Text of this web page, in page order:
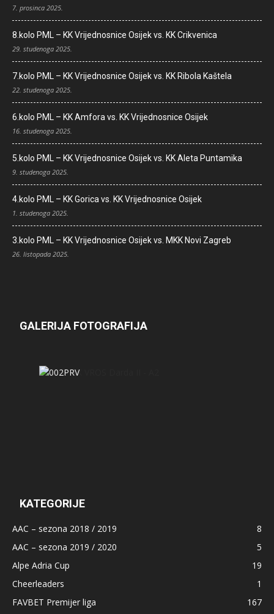
7. prosinca 2025.
8.kolo PML – KK Vrijednosnice Osijek vs. KK Crikvenica
29. studenoga 2025.
7.kolo PML – KK Vrijednosnice Osijek vs. KK Ribola Kaštela
22. studenoga 2025.
6.kolo PML – KK Amfora vs. KK Vrijednosnice Osijek
16. studenoga 2025.
5.kolo PML – KK Vrijednosnice Osijek vs. KK Aleta Puntamika
9. studenoga 2025.
4.kolo PML – KK Gorica vs. KK Vrijednosnice Osijek
1. studenoga 2025.
3.kolo PML – KK Vrijednosnice Osijek vs. MKK Novi Zagreb
26. listopada 2025.
GALERIJA FOTOGRAFIJA
KATEGORIJE
AAC – sezona 2018 / 2019
8
AAC – sezona 2019 / 2020
5
Alpe Adria Cup
19
Cheerleaders
1
FAVBET Premijer liga
167